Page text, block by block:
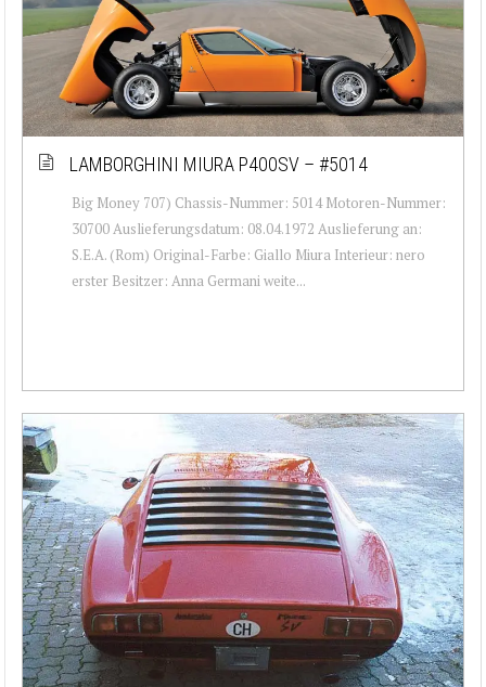
LAMBORGHINI MIURA P400SV – #5014
Big Money 707) Chassis-Nummer: 5014 Motoren-Nummer:
30700 Auslieferungsdatum: 08.04.1972 Auslieferung an:
S.E.A. (Rom) Original-Farbe: Giallo Miura Interieur: nero
erster Besitzer: Anna Germani weite...